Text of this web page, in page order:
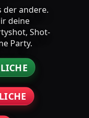
der andere.
deine
Shot-
Party.